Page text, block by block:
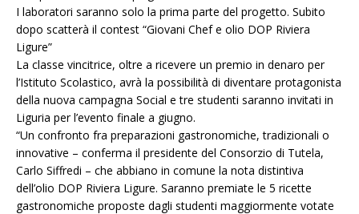
I laboratori saranno solo la prima parte del progetto. Subito
dopo scatterà il contest “Giovani Chef e olio DOP Riviera
Ligure”
La classe vincitrice, oltre a ricevere un premio in denaro per
l’Istituto Scolastico, avrà la possibilità di diventare protagonista
della nuova campagna Social e tre studenti saranno invitati in
Liguria per l’evento finale a giugno.
“Un confronto fra preparazioni gastronomiche, tradizionali o
innovative – conferma il presidente del Consorzio di Tutela,
Carlo Siffredi – che abbiano in comune la nota distintiva
dell’olio DOP Riviera Ligure. Saranno premiate le 5 ricette
gastronomiche proposte dagli studenti maggiormente votate